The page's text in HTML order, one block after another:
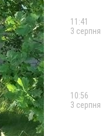
11:41
3 серпня
10:56
3 серпня